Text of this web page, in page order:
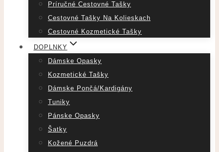
Príručné Cestovné Tašky
Cestovné Tašky Na Kolieskach
Cestovné Kozmetické Tašky
DOPLNKY
Dámske Opasky
Kozmetické Tašky
Dámske Pončá/Kardigány
Tuniky
Pánske Opasky
Šatky
Kožené Puzdrá